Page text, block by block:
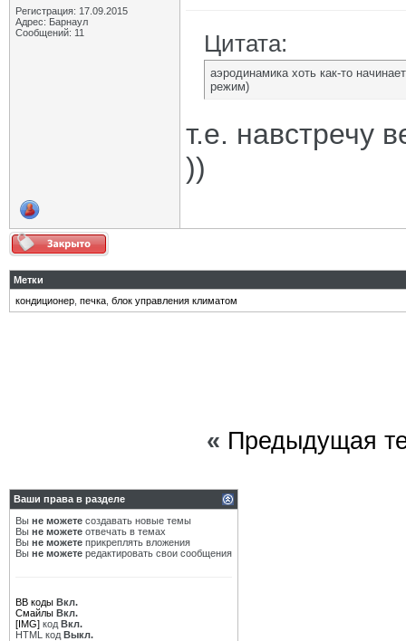
Регистрация: 17.09.2015
Адрес: Барнаул
Сообщений: 11
Цитата:
аэродинамика хоть как-то
режим)
т.е. навстречу
))
Метки
кондиционер печка блок управления климатом
« Предыдущая
Ваши права в разделе
Вы не можете создавать новые темы
Вы не можете отвечать в темах
Вы не можете прикреплять вложения
Вы не можете редактировать свои сообщения
BB коды Вкл.
Смайлы Вкл.
[IMG] код Вкл.
HTML код Выкл.